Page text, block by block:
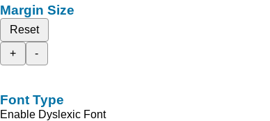
Margin Size
Reset
+
-
Font Type
Enable Dyslexic Font